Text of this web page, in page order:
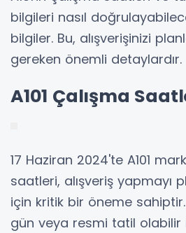
bilgileri nasıl
bilgiler. Bu, alışverişinizi
gereken önemli detaylardır.
A101 Çalışma
17 Haziran 2024'te A101
saatleri, alışveriş yapmayı
için kritik bir öneme
gün veya resmi tatil olabilir